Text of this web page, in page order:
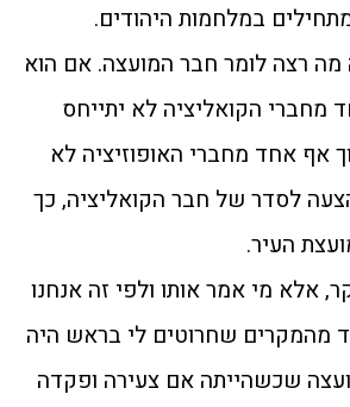
במלחמות היהודים.
רצה לומר חבר המועצה. אם הוא
מחברי הקואליציה לא יתייחס
אף אחד מחברי האופוזיציה לא
לסדר של חבר הקואליציה, כך
העיר.
אלא מי אמר אותו ולפי זה אנחנו
מהמקרים שחרוטים לי בראש היה
שכשהייתה אם צעירה ופקדה